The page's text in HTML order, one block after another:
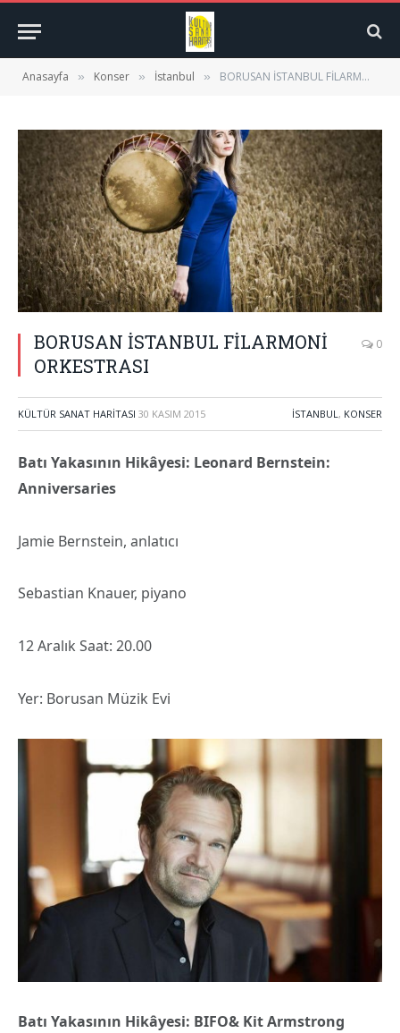
Anasayfa » Konser » İstanbul » BORUSAN İSTANBUL FİLARMONİ ORKESTRASI
BORUSAN İSTANBUL FİLARMONİ
ORKESTRASI
0
KÜLTÜR SANAT HARITASI 30 KASIM 2015 İSTANBUL, KONSER
Batı Yakasının Hikâyesi: Leonard Bernstein:
Anniversaries
Jamie Bernstein, anlatıcı
Sebastian Knauer, piyano
12 Aralık Saat: 20.00
Yer: Borusan Müzik Evi
Batı Yakasının Hikâyesi: BIFO& Kit Armstrong